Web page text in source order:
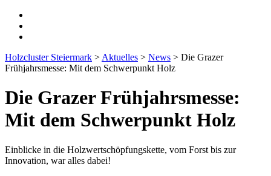
Holzcluster Steiermark > Aktuelles > News > Die Grazer
Frühjahrsmesse: Mit dem Schwerpunkt Holz
Die Grazer Frühjahrsmesse:
Mit dem Schwerpunkt Holz
Einblicke in die Holzwertschöpfungskette, vom Forst bis zur
Innovation, war alles dabei!